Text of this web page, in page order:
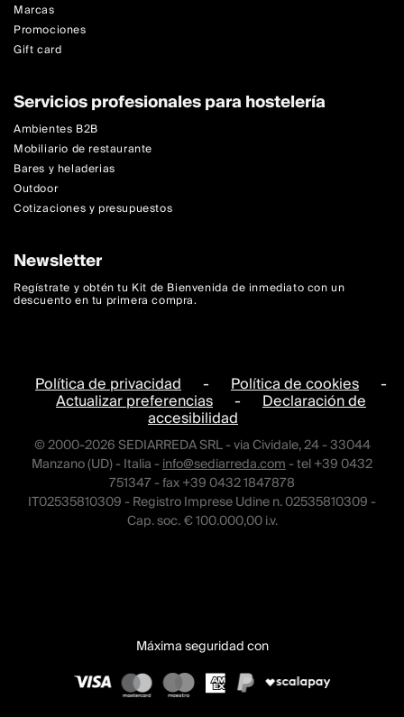
Marcas
Promociones
Gift card
Servicios profesionales para hostelería
Ambientes B2B
Mobiliario de restaurante
Bares y heladerias
Outdoor
Cotizaciones y presupuestos
Newsletter
Regístrate y obtén tu Kit de Bienvenida de inmediato con un
descuento en tu primera compra.
Política de privacidad - Política de cookies -
Actualizar preferencias - Declaración de
accesibilidad
© 2000-2026 SEDIARREDA SRL - via Cividale, 24 - 33044
Manzano (UD) - Italia -info@sediarreda.com- tel +39 0432
751347 - fax +39 0432 1847878
IT02535810309 - Registro Imprese Udine n. 02535810309 -
Cap. soc. € 100.000,00 i.v.
Máxima seguridad con